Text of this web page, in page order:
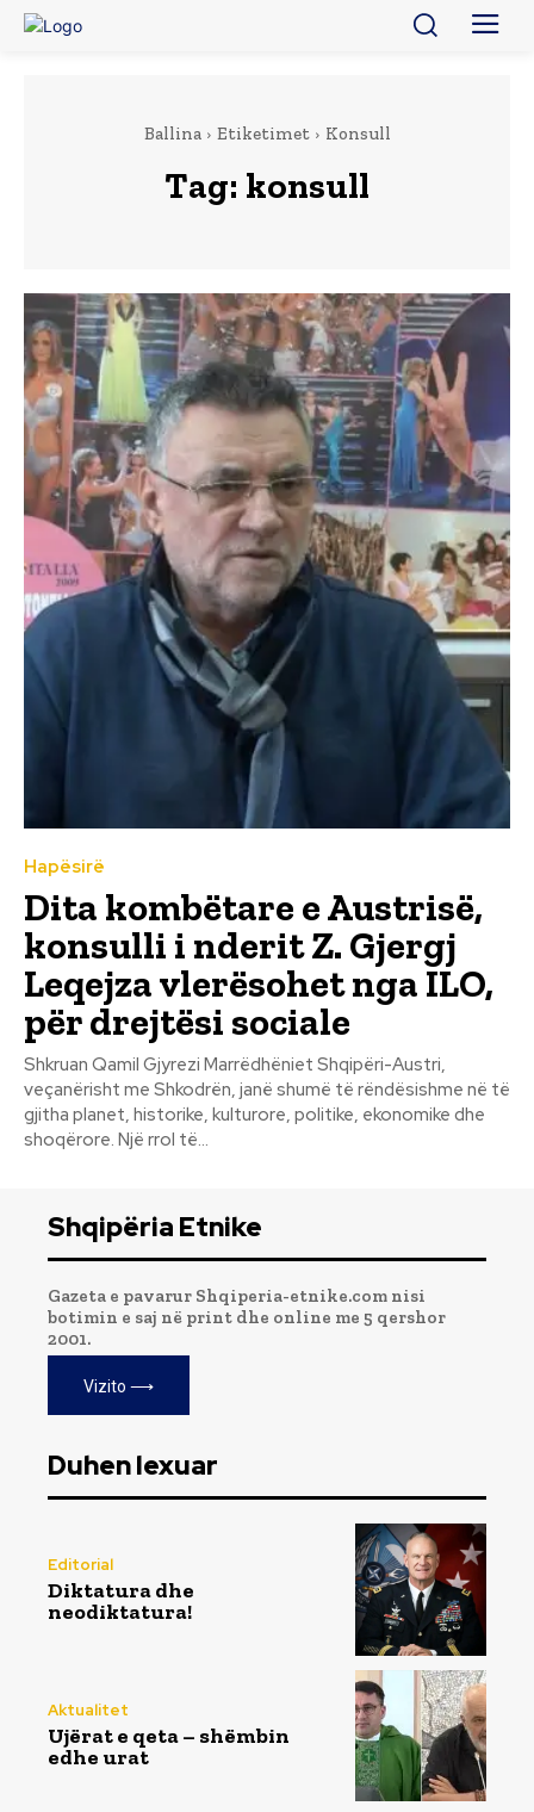
Ballina Etiketimet Konsull
Tag: konsull
Hapësirë
Dita kombëtare e Austrisë,
konsulli i nderit Z. Gjergj
Leqejza vlerësohet nga ILO,
për drejtësi sociale
Shkruan Qamil Gjyrezi Marrëdhëniet Shqipëri-Austri,
veçanërisht me Shkodrën, janë shumë të rëndësishme në të
gjitha planet, historike, kulturore, politike, ekonomike dhe
shoqërore. Një rrol të...
Shqipëria Etnike
Gazeta e pavarur Shqiperia-etnike.com nisi
botimin e saj në print dhe online me 5 qershor
2001.
Vizito ⟶
Duhen lexuar
Editorial
Diktatura dhe
neodiktatura!
Aktualitet
Ujërat e qeta – shëmbin
edhe urat